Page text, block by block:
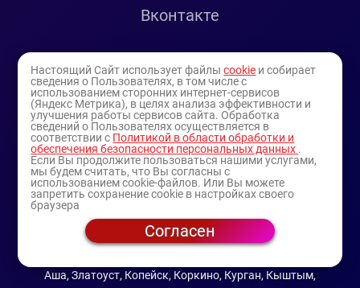
Вконтакте
Youtube
© 1994-2025
— торговая витрина ИП Булатов В.А.
Аша, Златоуст, Копейск, Коркино, Курган, Кыштым,
Настоящий Сайт использует файлыcookie и собирает
сведения о Пользователях, в том числе с
использованием сторонних интернет-сервисов
(Яндекс Метрика), в целях анализа эффективности и
улучшения работы сервисов сайта. Обработка
сведений о Пользователях осуществляется в
соответствии с Политикой в области обработки и
обеспечения безопасности персональных данных .
Если Вы продолжите пользоваться нашими услугами,
мы будем считать, что Вы согласны с
использованием cookie-файлов. Или Вы можете
запретить сохранение cookie в настройках своего
браузера
Согласен